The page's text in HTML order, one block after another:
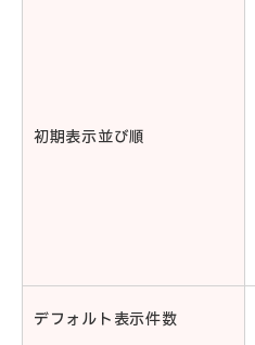
初期表示並び順
デフォルト表示件数